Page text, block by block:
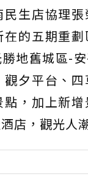
生店協理
的五期重
地舊城區-
夕平台、
，加上新
店，觀光人